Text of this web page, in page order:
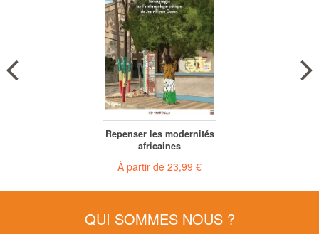
Repenser les modernités
africaines
À partir de 23,99 €
QUI SOMMES NOUS ?